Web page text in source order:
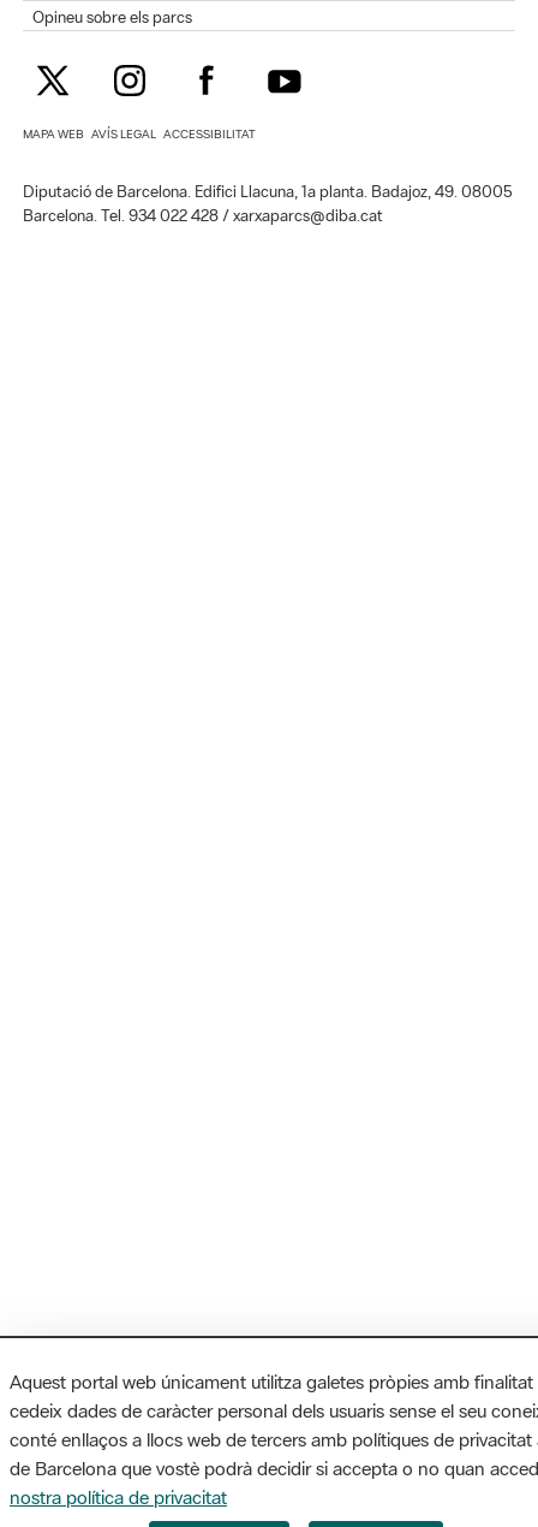
Opineu sobre els parcs
MAPA WEB AVÍS LEGAL ACCESSIBILITAT
Diputació de Barcelona. Edifici Llacuna, 1a planta. Badajoz, 49. 08005
Barcelona. Tel. 934 022 428 / xarxaparcs@diba.cat
Aquest portal web únicament utilitza galetes pròpies amb
cedeix dades de caràcter personal dels usuaris sense el seu
conté enllaços a llocs web de tercers amb polítiques de privacitat
de Barcelona que vostè podrà decidir si accepta o no quan
nostra política de privacitat